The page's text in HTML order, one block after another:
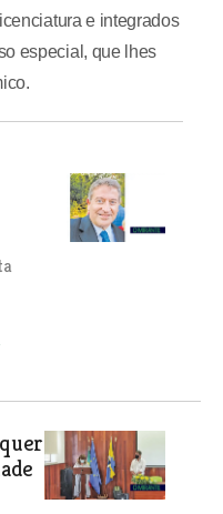
e integrados
especial, que lhes